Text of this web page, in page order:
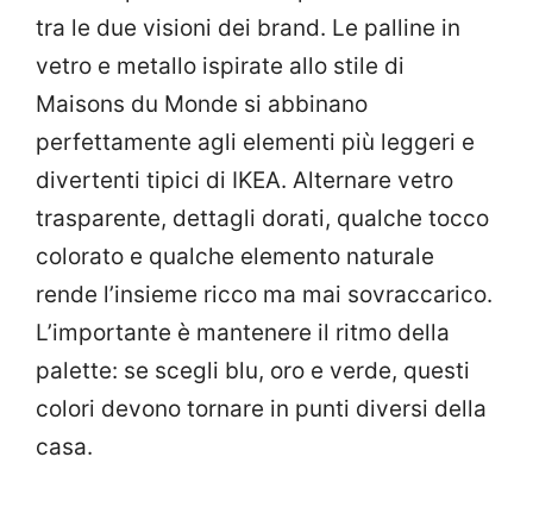
tra le due visioni dei brand. Le palline in
vetro e metallo ispirate allo stile di
Maisons du Monde si abbinano
perfettamente agli elementi più leggeri e
divertenti tipici di IKEA. Alternare vetro
trasparente, dettagli dorati, qualche tocco
colorato e qualche elemento naturale
rende l’insieme ricco ma mai sovraccarico.
L’importante è mantenere il ritmo della
palette: se scegli blu, oro e verde, questi
colori devono tornare in punti diversi della
casa.